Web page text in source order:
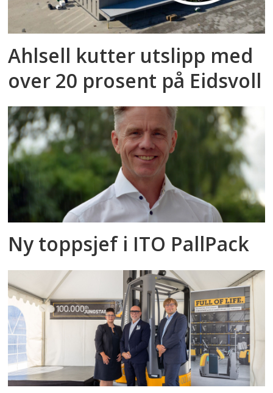
Ahlsell kutter utslipp med
over 20 prosent på Eidsvoll
Ny toppsjef i ITO PallPack